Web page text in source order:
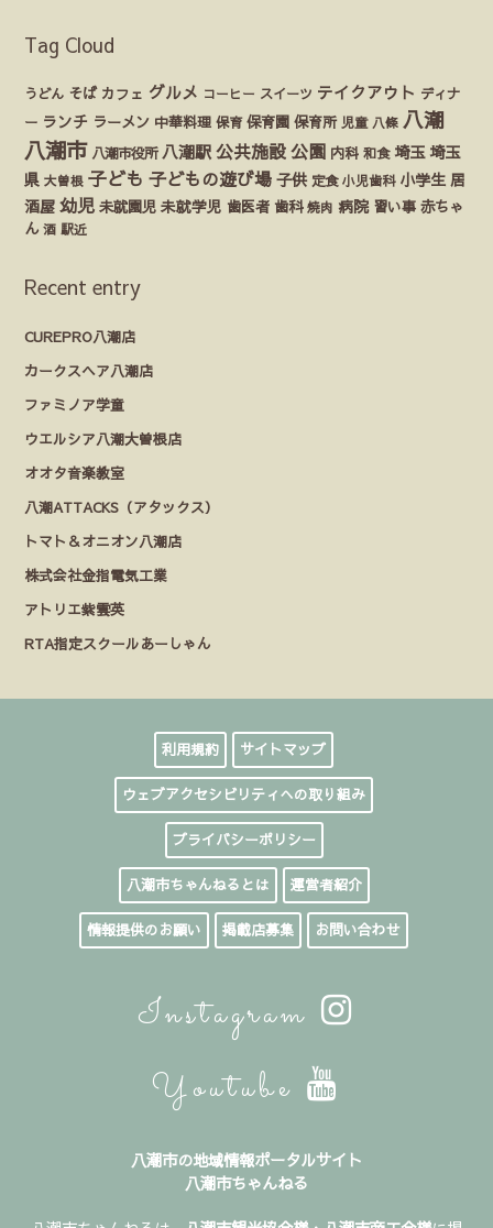
Tag Cloud
うどん そば カフェ グルメ コーヒー スイーツ テイクアウト ディナ
ー ランチ ラーメン 中華料理 保育 保育園 保育所 児童 八條 八潮
八潮市 八潮市役所 八潮駅 公共施設 公園 内科 和食 埼玉 埼玉
県 大曽根 子ども 子どもの遊び場 子供 定食 小児歯科 小学生 居
酒屋 幼児 未就園児 未就学児 歯医者 歯科 焼肉 病院 習い事 赤ちゃ
ん 酒 駅近
Recent entry
CUREPRO八潮店
カークスヘア八潮店
ファミノア学童
ウエルシア八潮大曽根店
オオタ音楽教室
八潮ATTACKS（アタックス）
トマト＆オニオン八潮店
株式会社金指電気工業
アトリエ紫雲英
RTA指定スクールあーしゃん
利用規約 サイトマップ
ウェブアクセシビリティへの取り組み
プライバシーポリシー
八潮市ちゃんねるとは 運営者紹介
情報提供のお願い 掲載店募集 お問い合わせ
Instagram
Youtube
八潮市の地域情報ポータルサイト
八潮市ちゃんねる